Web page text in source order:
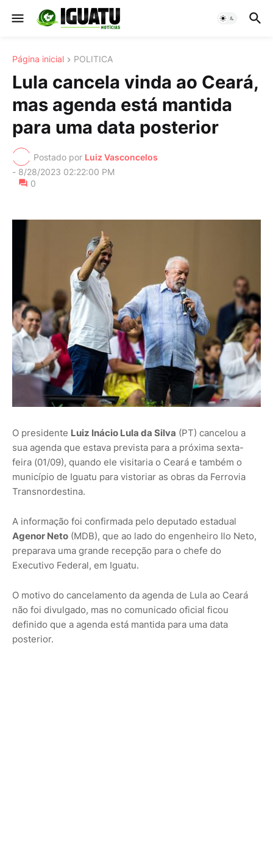
Página inicial POLITICA
Lula cancela vinda ao Ceará,
mas agenda está mantida
para uma data posterior
Postado por Luiz Vasconcelos
- 8/28/2023 02:22:00 PM
0
O presidente Luiz Inácio Lula da Silva (PT) cancelou a
sua agenda que estava prevista para a próxima sexta-
feira (01/09), quando ele visitaria o Ceará e também o
município de Iguatu para vistoriar as obras da Ferrovia
Transnordestina.
A informação foi confirmada pelo deputado estadual
Agenor Neto (MDB), que ao lado do engenheiro Ilo Neto,
preparava uma grande recepção para o chefe do
Executivo Federal, em Iguatu.
O motivo do cancelamento da agenda de Lula ao Ceará
não foi divulgado, mas no comunicado oficial ficou
definido que a agenda está mantida para uma data
posterior.